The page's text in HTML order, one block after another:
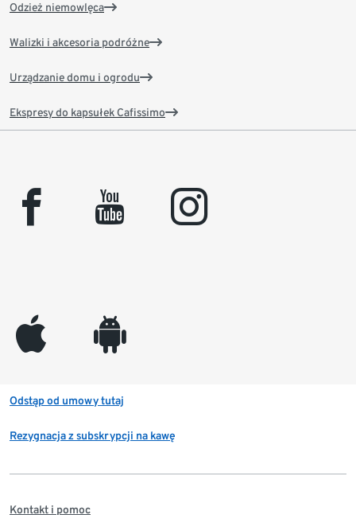
Odzież niemowlęca
Walizki i akcesoria podróżne
Urządzanie domu i ogrodu
Ekspresy do kapsułek Cafissimo
facebook youtube instagram
appleinc android
Odstąp od umowy tutaj
Rezygnacja z subskrypcji na kawę
Kontakt i pomoc